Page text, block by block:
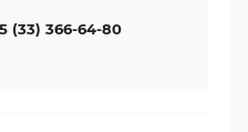
(33) 366-64-80